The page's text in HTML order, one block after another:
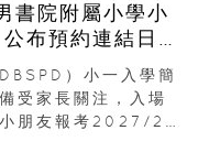
書院附屬小學小
布預約連結日期
）小一入學簡
受家長關注，入場
朋友報考2027/28